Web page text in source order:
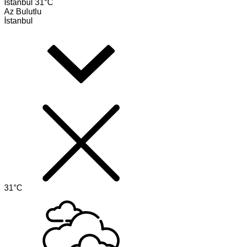
İstanbul 31°C
Az Bulutlu
İstanbul
31°C